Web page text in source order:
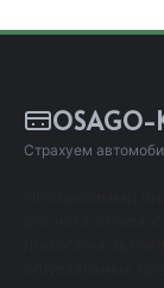
OSAGO-
Страхуем